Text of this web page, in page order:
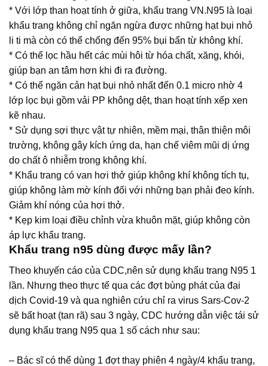
* Với lớp than hoạt tính ở giữa, khẩu trang VN.N95 là loại
khẩu trang không chỉ ngăn ngừa được những hạt bụi nhỏ
li ti mà còn có thể chống đến 95% bụi bẩn từ không khí.
* Có thể lọc hầu hết các mùi hôi từ hóa chất, xăng, khói,
giúp bạn an tâm hơn khi đi ra đường.
* Có thể ngăn cản hạt bụi nhỏ nhất đến 0.1 micro nhờ 4
lớp lọc bụi gồm vải PP không dệt, than hoạt tính xếp xen
kẽ nhau.
* Sử dụng sợi thực vật tự nhiên, mềm mại, thân thiện môi
trường, không gây kích ứng da, hạn chế viêm mũi dị ứng
do chất ô nhiễm trong không khí.
* Khẩu trang có van hơi thở giúp không khí không tích tụ,
giúp không làm mờ kính đối với những bạn phải đeo kính.
Giảm khí nóng của hơi thở.
* Kẹp kim loại điều chỉnh vừa khuôn mặt, giúp không còn
áp lực khẩu trang.
Khẩu trang n95 dùng được mấy lần?
Theo khuyến cáo của CDC,nên sử dụng khẩu trang N95 1
lần. Nhưng theo thực tế qua các đợt bùng phát của đại
dịch Covid-19 và qua nghiên cứu chỉ ra virus Sars-Cov-2
sẽ bất hoạt (tan rã) sau 3 ngày, CDC hướng dẫn việc tái sử
dụng khẩu trang N95 qua 1 số cách như sau:
– Bác sĩ có thể dùng 1 đợt thay phiên 4 ngày/4 khẩu trang,